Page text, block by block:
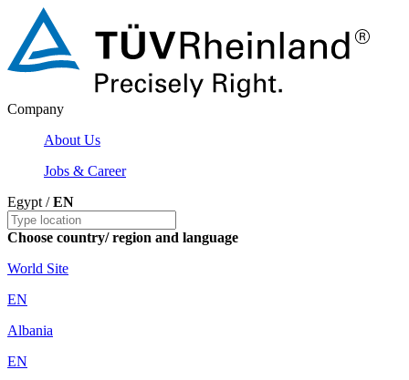
Company
About Us
Jobs & Career
Egypt /EN
Choose country/ region and language
World Site
EN
Albania
EN